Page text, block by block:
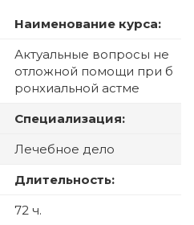
Наименование курса:
Актуальные вопросы не
отложной помощи при б
ронхиальной астме
Специализация:
Лечебное дело
Длительность:
72 ч.